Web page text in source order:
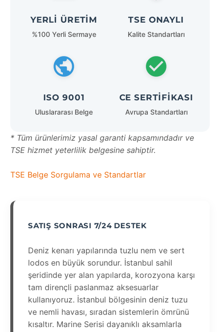
YERLI ÜRETIM
%100 Yerli Sermaye
TSE ONAYLI
Kalite Standartları
ISO 9001
Uluslararası Belge
CE SERTIFIKASI
Avrupa Standartları
* Tüm ürünlerimiz yasal garanti kapsamındadır ve
TSE hizmet yeterlilik belgesine sahiptir.
TSE Belge Sorgulama ve Standartlar
SATIŞ SONRASI 7/24 DESTEK
Deniz kenarı yapılarında tuzlu nem ve sert
lodos en büyük sorundur. İstanbul sahil
şeridinde yer alan yapılarda, korozyona karşı
tam dirençli paslanmaz aksesuarlar
kullanıyoruz. İstanbul bölgesinin deniz tuzu
ve nemli havası, sıradan sistemlerin ömrünü
kısaltır. Marine Serisi dayanıklı aksamlarla